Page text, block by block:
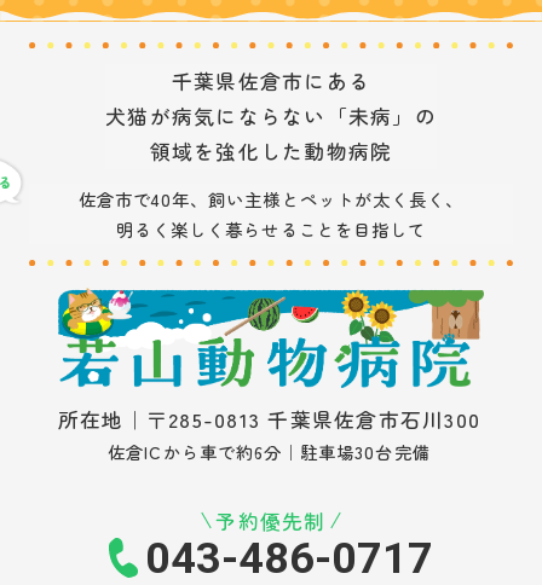
千葉県佐倉市にある
犬猫が病気にならない「未病」の
領域を強化した動物病院
佐倉市で40年、飼い主様とペットが太く長く、
明るく楽しく暮らせることを目指して
所在地｜〒285-0813 千葉県佐倉市石川300
佐倉ICから車で約6分｜駐車場30台完備
予約優先制
043-486-0717